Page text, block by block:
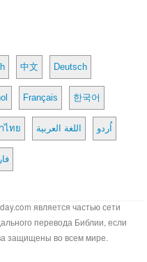
中文 Deutsch
Français 한국어
ไทย اللغة العربية اُردو
является частью сети
перевода Библии, если
защищены во всем мире.